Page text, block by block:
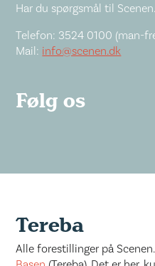
Har du spørgsmål til
Telefon: 3524 0100 (man-
Mail: info@scenen.dk
Følg os
Tereba
Alle forestillinger på